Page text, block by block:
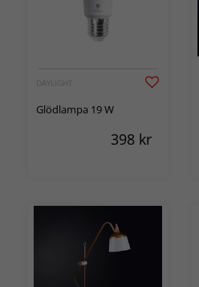
DAYLIGHT
Glödlampa 19 W
398 kr